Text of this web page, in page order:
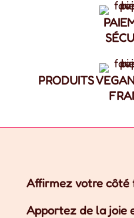
PRODUITS
Affirmez votre côté
Apportez de la joie